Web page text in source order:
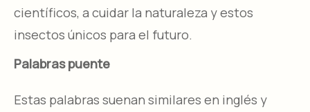
científicos, a cuidar la naturaleza y estos
insectos únicos para el futuro.
Palabras puente
Estas palabras suenan similares en inglés y